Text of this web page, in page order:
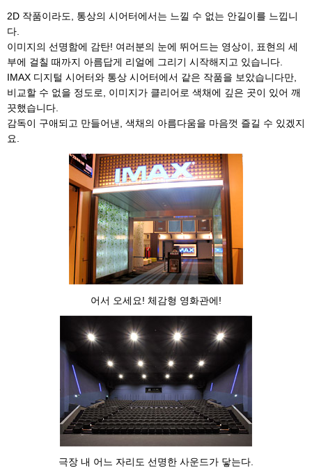
2D 작품이라도, 통상의 시어터에서는 느낄 수 없는 안길이를 느낍니
다.
이미지의 선명함에 감탄! 여러분의 눈에 뛰어드는 영상이, 표현의 세
부에 걸칠 때까지 아름답게 리얼에 그리기 시작해지고 있습니다.
IMAX 디지털 시어터와 통상 시어터에서 같은 작품을 보았습니다만,
비교할 수 없을 정도로, 이미지가 클리어로 색채에 깊은 곳이 있어 깨
끗했습니다.
감독이 구애되고 만들어낸, 색채의 아름다움을 마음껏 즐길 수 있겠지
요.
어서 오세요! 체감형 영화관에!
극장 내 어느 자리도 선명한 사운드가 닿는다.